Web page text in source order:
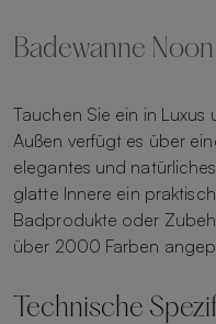
Badewanne
Tauchen Sie ein in
Außen verfügt es über
elegantes und
glatte Innere ein
Badprodukte oder
über 2000 Farben
Technische